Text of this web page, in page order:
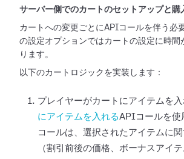
サーバー側でのカートのセットアップと購
カートへの変更ごとにAPIコールを伴う必
の設定オプションではカートの設定に時間
ります。
以下のカートロジックを実装します：
プレイヤーがカートにアイテムを入
にアイテムを入れるAPIコールを使
コールは、選択されたアイテムに
（割引前後の価格、ボーナスアイ